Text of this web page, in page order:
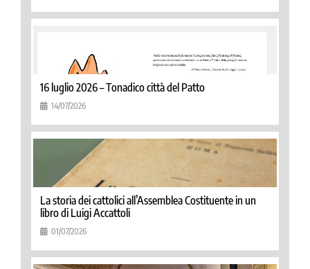
16 luglio 2026 – Tonadico città del Patto
14/07/2026
La storia dei cattolici all’Assemblea Costituente in un
libro di Luigi Accattoli
01/07/2026